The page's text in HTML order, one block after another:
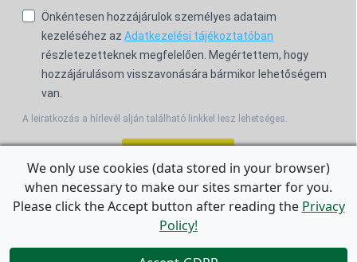
Önkéntesen hozzájárulok személyes adataim
kezeléséhez az Adatkezelési tájékoztatóban
részletezetteknek megfelelően. Megértettem, hogy
hozzájárulásom visszavonására bármikor lehetőségem
van.
A leiratkozás a hírlevél alján található linkkel lesz lehetséges.
For the English Newsletter, click HERE.

We only use cookies (data stored in your browser)
when necessary to make our sites smarter for you.
Please click the Accept button after reading the Privacy
Policy!